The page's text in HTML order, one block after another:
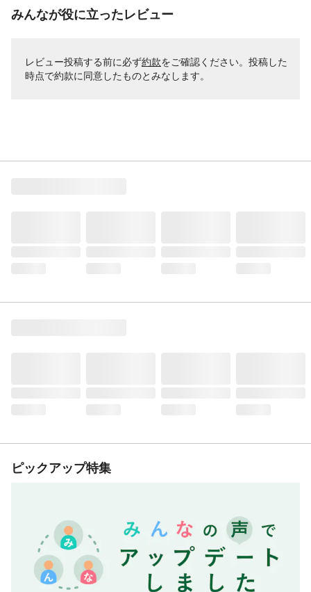
みんなが役に立ったレビュー
レビュー投稿する前に必ず約款をご確認ください。投稿した
時点で約款に同意したものとみなします。
ピックアップ特集